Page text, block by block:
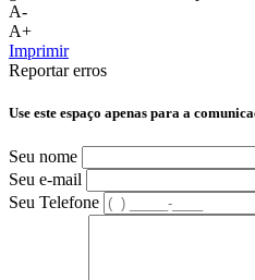
A-
A+
Imprimir
Reportar erros
Use este espaço apenas para a
Seu nome
Seu e-mail
Seu Telefone